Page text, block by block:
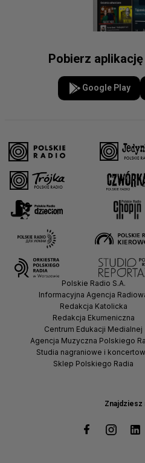
Pobierz
Google Play
Znajdziesz
Polskie Radio S.A.
Informacyjna Agencja
Redakcja Katolicka
Redakcja Ekumeniczna
Centrum Edukacji Medialnej
Agencja Muzyczna Polskiego
Studia nagraniowe i
Sklep Polskiego Radia